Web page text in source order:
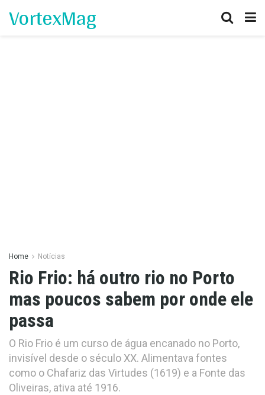
VortexMag
Home Notícias
Rio Frio: há outro rio no Porto
mas poucos sabem por onde ele
passa
O Rio Frio é um curso de água encanado no Porto,
invisível desde o século XX. Alimentava fontes
como o Chafariz das Virtudes (1619) e a Fonte das
Oliveiras, ativa até 1916.